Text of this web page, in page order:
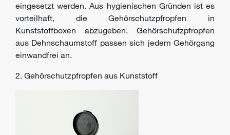
eingesetzt werden. Aus hygienischen Gründen ist es
vorteilhaft, die Gehörschutzpfropfen in
Kunststoffboxen abzugeben. Gehörschutzpfropfen
aus Dehnschaumstoff passen sich jedem Gehörgang
einwandfrei an.
2. Gehörschutzpfropfen aus Kunststoff